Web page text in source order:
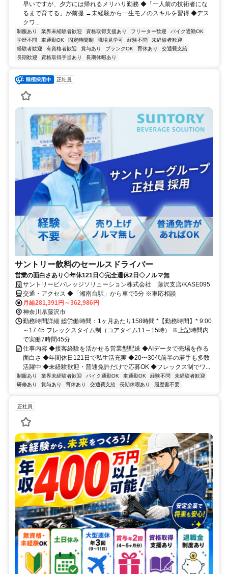
早いですが、夕方には帰れるメリハリ勤務 ◆「一人前の技術者にな
るまで育てる」が前提 →未経験から一生モノのスキルを習得 ◆デス
クワ...
制服あり 業界未経験者歓迎 資格取得支援あり フリーター歓迎
バイク通勤OK
学歴不問
車通勤OK 固定時間制 職場見学可 経験不問
未経験者歓迎
経験者歓迎
有資格者歓迎 賞与あり ブランクOK 育休あり
交通費支給
長期歓迎
資格取得手当あり 長期休暇あり
正社員
サントリー飲料のセールスドライバー
営業の面白さあり◇年休121日◇完全週休2日◇ノルマ無
サントリービバレッジソリューション株式会社 藤沢支店/KASE095
交通・アクセス ◆「湘南台駅」から車で5分 ※車応相談
月給281,391円～362,986円
神奈川県藤沢市
勤務時間詳細 総労働時間：1ヶ月あたり158時間 *【勤務時間】* 9:00
～17:45 フレックスタイム制（コアタイム11～15時） ※上記時間内
で実働7時間45分
仕事内容 ◆接客経験を活かせる営業型配送 ◆AIデータで売場を作る
面白さ ◆年間休日121日で私生活充実 ◆20〜30代前半の若手も多数
活躍中 ◆未経験歓迎・普通免許だけで応募OK ◆フレックス制でワ...
制服あり 業界未経験者歓迎 バイク通勤OK 車通勤OK 経験不問
未経験者歓迎
研修あり
賞与あり 育休あり 交通費支給 長期休暇あり 履歴書不要
正社員